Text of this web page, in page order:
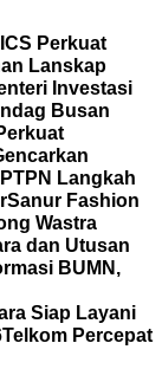
Perkuat
Lanskap
Investasi
Busan
Langkah
Sanur Fashion
Wastra
dan Utusan
BUMN,
Siap Layani
Telkom Percepat